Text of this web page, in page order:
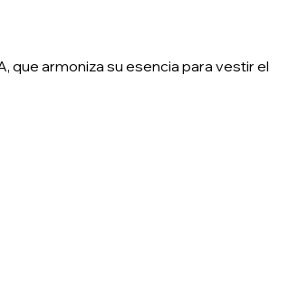
que armoniza su esencia para vestir el